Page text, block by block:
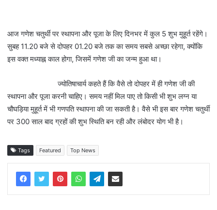
आज गणेश चतुर्थी पर स्थापना और पूजा के लिए दिनभर में कुल 5 शुभ मुहूर्त रहेंगे।
सुबह 11.20 बजे से दोपहर 01.20 बजे तक का समय सबसे अच्छा रहेगा, क्योंकि
इस वक्त मध्याह्न काल होगा, जिसमें गणेश जी का जन्म हुआ था।
ज्योतिषाचार्य कहते हैं कि वैसे तो दोपहर में ही गणेश जी की
स्थापना और पूजा करनी चाहिए। समय नहीं मिल पाए तो किसी भी शुभ लग्न या
चौघड़िया मुहूर्त में भी गणपति स्थापना की जा सकती है। वैसे भी इस बार गणेश चतुर्थी
पर 300 साल बाद ग्रहों की शुभ स्थिति बन रही और लंबोदर योग भी है।
Tags Featured Top News